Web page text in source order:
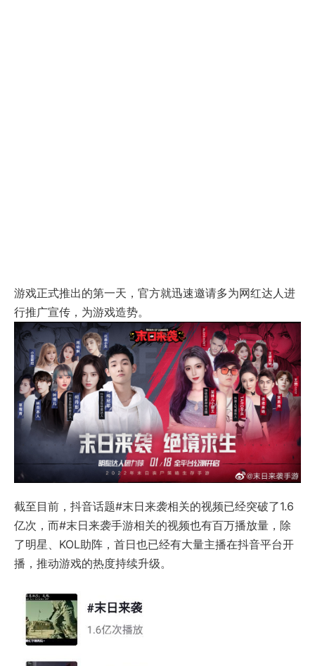
游戏正式推出的第一天，官方就迅速邀请多为网红达人进
行推广宣传，为游戏造势。
截至目前，抖音话题#末日来袭相关的视频已经突破了1.6
亿次，而#末日来袭手游相关的视频也有百万播放量，除
了明星、KOL助阵，首日也已经有大量主播在抖音平台开
播，推动游戏的热度持续升级。